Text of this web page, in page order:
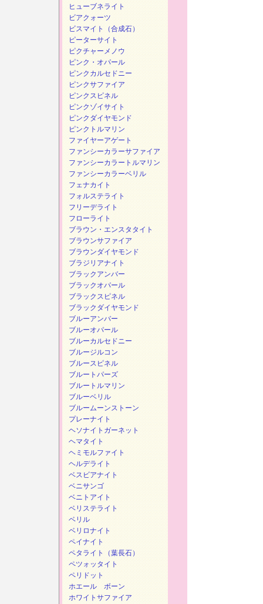
ヒューブネライト
ビアクォーツ
ビスマイト（合成石）
ピーターサイト
ピクチャーメノウ
ピンク・オパール
ピンクカルセドニー
ピンクサファイア
ピンクスピネル
ピンクゾイサイト
ピンクダイヤモンド
ピンクトルマリン
ファイヤーアゲート
ファンシーカラーサファイア
ファンシーカラートルマリン
ファンシーカラーベリル
フェナカイト
フォルステライト
フリーデライト
フローライト
ブラウン・エンスタタイト
ブラウンサファイア
ブラウンダイヤモンド
ブラジリアナイト
ブラックアンバー
ブラックオパール
ブラックスピネル
ブラックダイヤモンド
ブルーアンバー
ブルーオパール
ブルーカルセドニー
ブルージルコン
ブルースピネル
ブルートパーズ
ブルートルマリン
ブルーベリル
ブルームーンストーン
プレーナイト
ヘソナイトガーネット
ヘマタイト
ヘミモルファイト
ヘルデライト
ベスビアナイト
ベニサンゴ
ベニトアイト
ベリステライト
ベリル
ベリロナイト
ペイナイト
ペタライト（葉長石）
ペツォッタイト
ペリドット
ホエール ボーン
ホワイトサファイア